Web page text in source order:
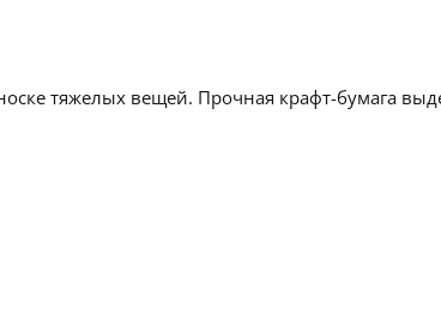
тяжелых вещей. Прочная крафт-бумага